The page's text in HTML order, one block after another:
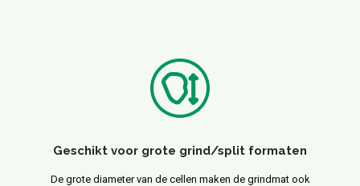
Geschikt voor grote grind/split formaten
De grote diameter van de cellen maken de grindmat ook